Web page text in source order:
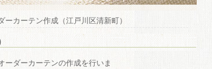
カーテン作成（江戸川区清新町）
ーダーカーテンの作成を行いま